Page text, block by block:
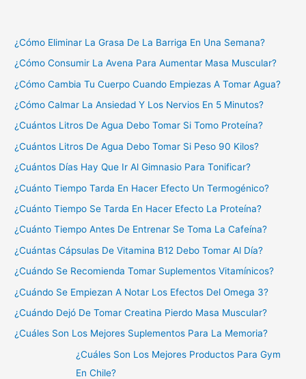
¿Cómo Eliminar La Grasa De La Barriga En Una Semana?
¿Cómo Consumir La Avena Para Aumentar Masa Muscular?
¿Cómo Cambia Tu Cuerpo Cuando Empiezas A Tomar Agua?
¿Cómo Calmar La Ansiedad Y Los Nervios En 5 Minutos?
¿Cuántos Litros De Agua Debo Tomar Si Tomo Proteína?
¿Cuántos Litros De Agua Debo Tomar Si Peso 90 Kilos?
¿Cuántos Días Hay Que Ir Al Gimnasio Para Tonificar?
¿Cuánto Tiempo Tarda En Hacer Efecto Un Termogénico?
¿Cuánto Tiempo Se Tarda En Hacer Efecto La Proteína?
¿Cuánto Tiempo Antes De Entrenar Se Toma La Cafeína?
¿Cuántas Cápsulas De Vitamina B12 Debo Tomar Al Día?
¿Cuándo Se Recomienda Tomar Suplementos Vitamínicos?
¿Cuándo Se Empiezan A Notar Los Efectos Del Omega 3?
¿Cuándo Dejó De Tomar Creatina Pierdo Masa Muscular?
¿Cuáles Son Los Mejores Suplementos Para La Memoria?
¿Cuáles Son Los Mejores Productos Para Gym
En Chile?